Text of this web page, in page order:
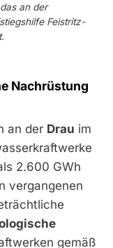
an der
Feistritz-
Nachrüstung
an der Drau im
2.600 GWh
vergangenen
gemäß